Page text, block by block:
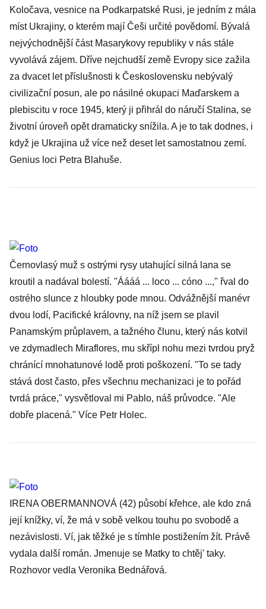
Koločava, vesnice na Podkarpatské Rusi, je jedním z mála
míst Ukrajiny, o kterém mají Češi určité povědomí. Bývalá
nejvýchodnější část Masarykovy republiky v nás stále
vyvolává zájem. Dříve nejchudší země Evropy sice zažila
za dvacet let příslušnosti k Československu nebývalý
civilizační posun, ale po násilné okupaci Maďarskem a
plebiscitu v roce 1945, který ji přihrál do náručí Stalina, se
životní úroveň opět dramaticky snížila. A je to tak dodnes, i
když je Ukrajina už více než deset let samostatnou zemí.
Genius loci Petra Blahuše.
Černovlasý muž s ostrými rysy utahující silná lana se
kroutil a nadával bolestí. "Áááá ... loco ... cóno ...," řval do
ostrého slunce z hloubky pode mnou. Odvážnější manévr
dvou lodí, Pacifické královny, na níž jsem se plavil
Panamským průplavem, a tažného člunu, který nás kotvil
ve zdymadlech Miraflores, mu skřípl nohu mezi tvrdou pryž
chránící mnohatunové lodě proti poškození. "To se tady
stává dost často, přes všechnu mechanizaci je to pořád
tvrdá práce," vysvětloval mi Pablo, náš průvodce. "Ale
dobře placená." Více Petr Holec.
IRENA OBERMANNOVÁ (42) působí křehce, ale kdo zná
její knížky, ví, že má v sobě velkou touhu po svobodě a
nezávislosti. Ví, jak těžké je s tímhle postižením žít. Právě
vydala další román. Jmenuje se Matky to chtěj' taky.
Rozhovor vedla Veronika Bednářová.